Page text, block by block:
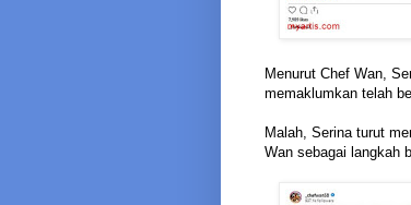
Menurut Chef Wan,
memaklumkan telah
Malah, Serina turut
Wan sebagai langkah